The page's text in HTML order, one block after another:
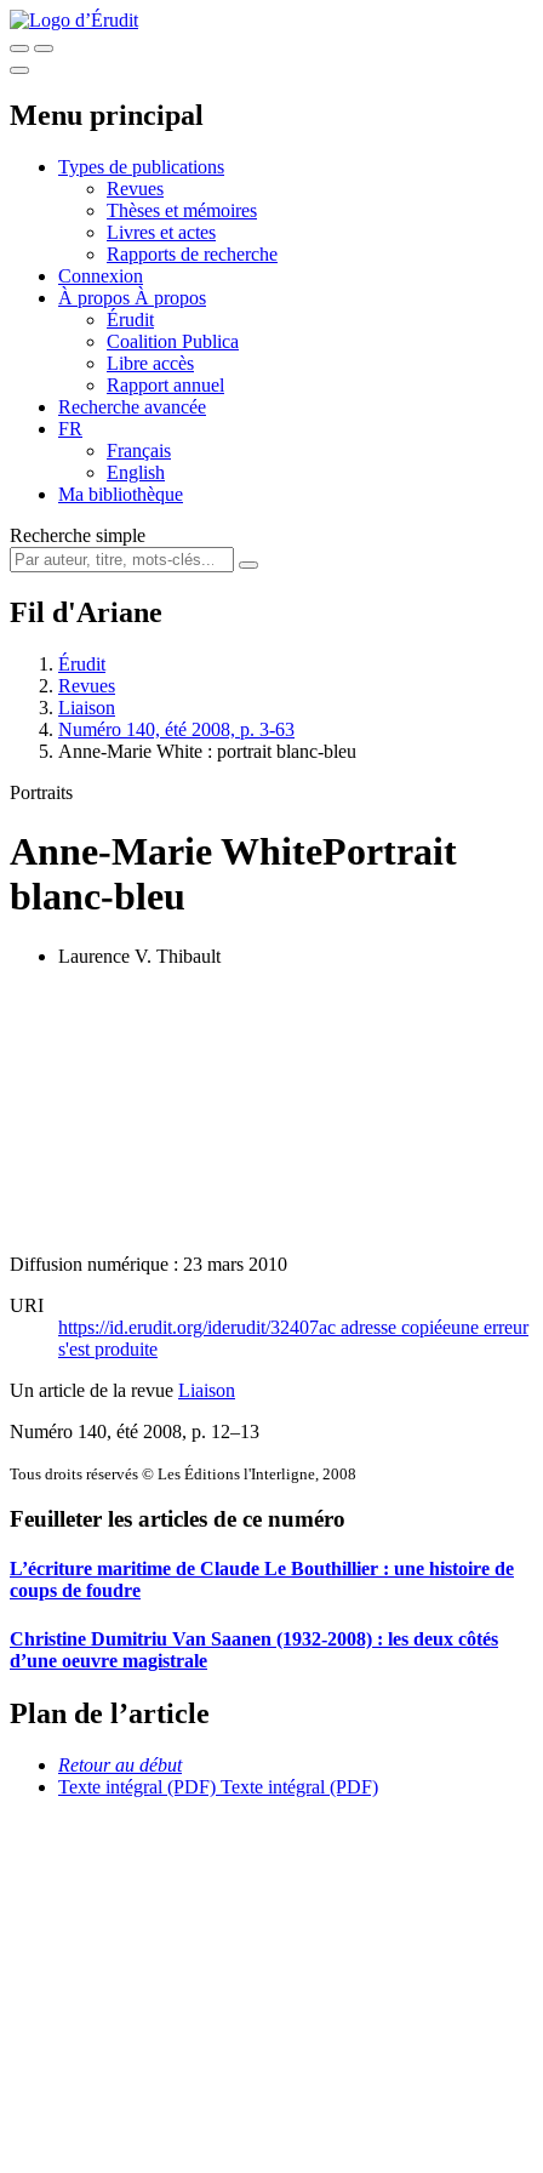
Menu principal
Types de publications
Revues
Thèses et mémoires
Livres et actes
Rapports de recherche
Connexion
À propos À propos
Érudit
Coalition Publica
Libre accès
Rapport annuel
Recherche avancée
FR
Français
English
Ma bibliothèque
Recherche simple
Fil d'Ariane
Érudit
Revues
Liaison
Numéro 140, été 2008, p. 3-63
Anne-Marie White : portrait blanc-bleu
Portraits
Anne-Marie WhitePortrait
blanc-bleu
Laurence V. Thibault
Diffusion numérique : 23 mars 2010
URI
https://id.erudit.org/iderudit/32407ac adresse copiéeune erreur
s'est produite
Un article de la revue Liaison
Numéro 140, été 2008, p. 12–13
Tous droits réservés © Les Éditions l'Interligne, 2008
Feuilleter les articles de ce numéro
L’écriture maritime de Claude Le Bouthillier : une histoire de
coups de foudre
Christine Dumitriu Van Saanen (1932-2008) : les deux côtés
d’une oeuvre magistrale
Plan de l’article
Retour au début
Texte intégral (PDF) Texte intégral (PDF)